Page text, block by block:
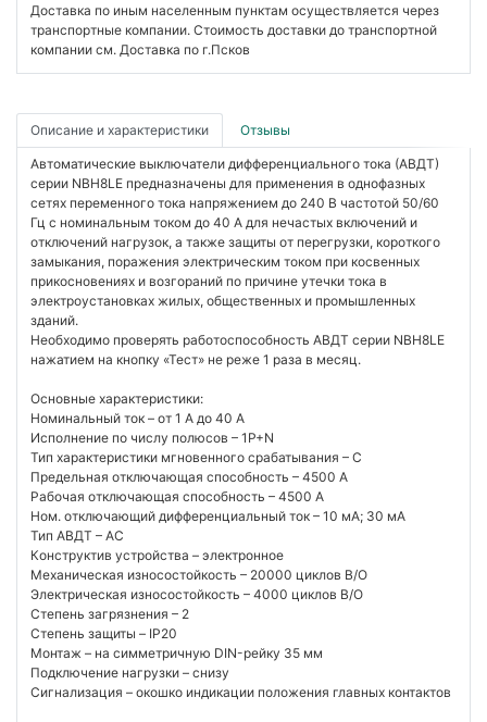
Доставка по иным населенным пунктам осуществляется через
транспортные компании. Стоимость доставки до транспортной
компании см. Доставка по г.Псков
Описание и характеристики Отзывы
Автоматические выключатели дифференциального тока (АВДТ)
серии NBH8LE предназначены для применения в однофазных
сетях переменного тока напряжением до 240 В частотой 50/60
Гц с номинальным током до 40 А для нечастых включений и
отключений нагрузок, а также защиты от перегрузки, короткого
замыкания, поражения электрическим током при косвенных
прикосновениях и возгораний по причине утечки тока в
электроустановках жилых, общественных и промышленных
зданий.
Необходимо проверять работоспособность АВДТ серии NBH8LE
нажатием на кнопку «Тест» не реже 1 раза в месяц.
Основные характеристики:
Номинальный ток – от 1 А до 40 А
Исполнение по числу полюсов – 1P+N
Тип характеристики мгновенного срабатывания – С
Предельная отключающая способность – 4500 А
Рабочая отключающая способность – 4500 А
Ном. отключающий дифференциальный ток – 10 мA; 30 мA
Тип АВДТ – AC
Конструктив устройства – электронное
Механическая износостойкость – 20000 циклов В/О
Электрическая износостойкость – 4000 циклов В/О
Степень загрязнения – 2
Степень защиты – IP20
Монтаж – на симметричную DIN-рейку 35 мм
Подключение нагрузки – снизу
Сигнализация – окошко индикации положения главных контактов